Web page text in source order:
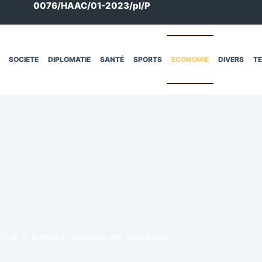
0076/HAAC/01-2023/pl/P
SOCIETE DIPLOMATIE SANTÉ SPORTS ECONOMIE DIVERS